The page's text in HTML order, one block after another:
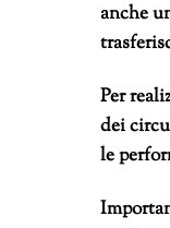
anche
Per
dei
le